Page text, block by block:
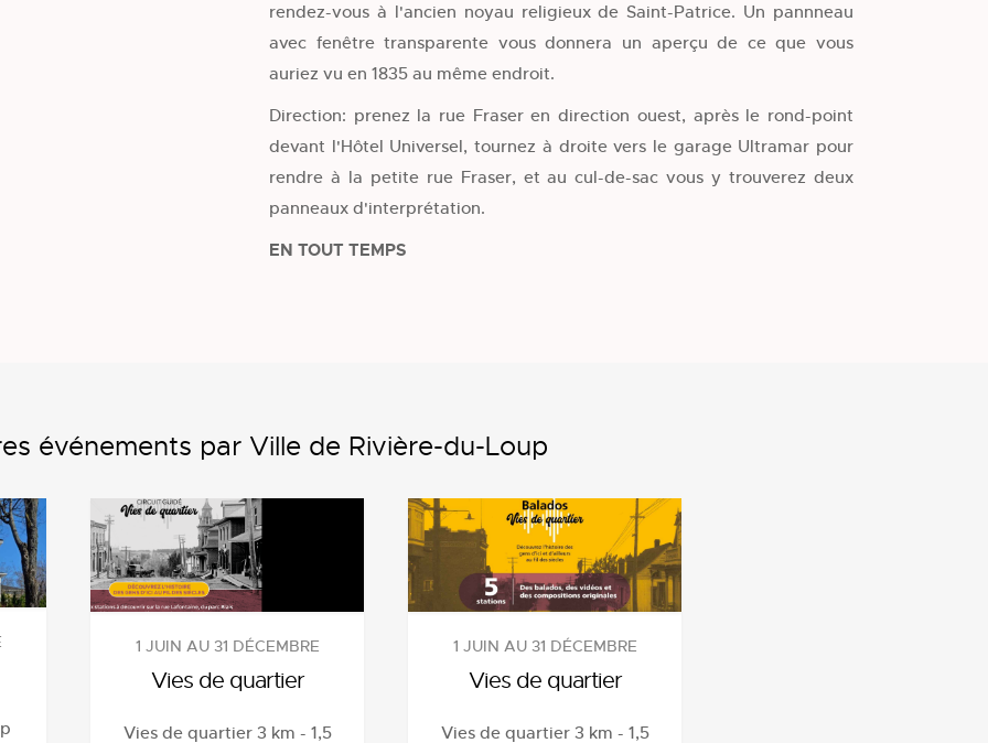
rendez-vous à l'ancien noyau religieux de Saint-Patrice. Un pannneau
avec fenêtre transparente vous donnera un aperçu de ce que vous
auriez vu en 1835 au même endroit.
Direction: prenez la rue Fraser en direction ouest, après le rond-point
devant l'Hôtel Universel, tournez à droite vers le garage Ultramar pour
rendre à la petite rue Fraser, et au cul-de-sac vous y trouverez deux
panneaux d'interprétation.
EN TOUT TEMPS
événements par Ville de Rivière-du-Loup
1 JUIN AU 31 DÉCEMBRE
Vies de quartier
Vies de quartier 3 km - 1,5
1 JUIN AU 31 DÉCEMBRE
Vies de quartier
Vies de quartier 3 km - 1,5